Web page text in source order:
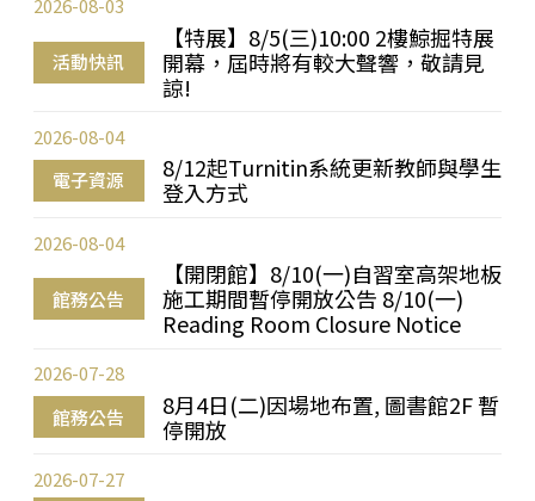
活動快訊
【特展】8/5(三)10:00 2樓鯨掘特展
開幕，屆時將有較大聲響，敬請見
諒!
2026-08-03
電子資源
8/12起Turnitin系統更新教師與學生
登入方式
2026-08-04
館務公告
【開閉館】8/10(一)自習室高架地板
施工期間暫停開放公告 8/10(一)
Reading Room Closure Notice
2026-08-04
館務公告
8月4日(二)因場地布置, 圖書館2F 暫
停開放
2026-07-28
2026-07-27